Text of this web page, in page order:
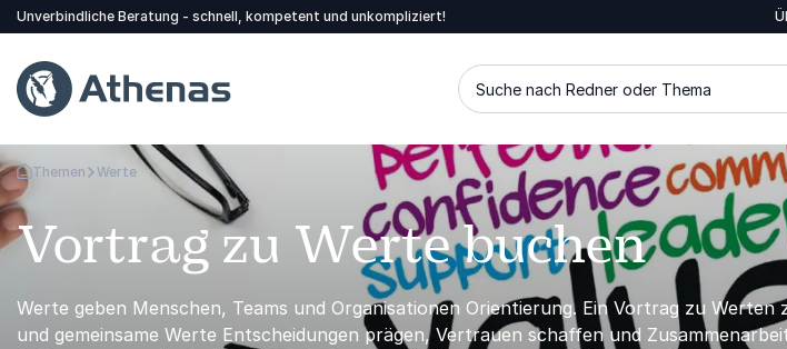
Unverbindliche Beratung - schnell, kompetent und unkompliziert!
Suche nach Redner oder Thema
Zurück zur Startseite
Themen Werte
Vortrag zu Werte buchen
Werte geben Menschen, Teams und Organisationen Orientierung. Ein Vortrag zu Werten
und gemeinsame Werte Entscheidungen prägen, Vertrauen schaffen und